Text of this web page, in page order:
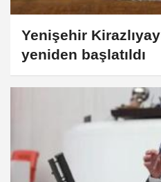
Yenişehir
yeniden başlatıldı